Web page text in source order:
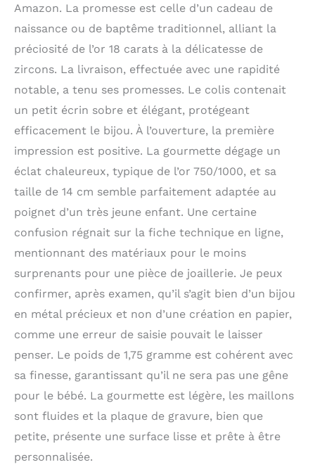
Amazon. La promesse est celle d’un cadeau de
naissance ou de baptême traditionnel, alliant la
préciosité de l’or 18 carats à la délicatesse de
zircons. La livraison, effectuée avec une rapidité
notable, a tenu ses promesses. Le colis contenait
un petit écrin sobre et élégant, protégeant
efficacement le bijou. À l’ouverture, la première
impression est positive. La gourmette dégage un
éclat chaleureux, typique de l’or 750/1000, et sa
taille de 14 cm semble parfaitement adaptée au
poignet d’un très jeune enfant. Une certaine
confusion régnait sur la fiche technique en ligne,
mentionnant des matériaux pour le moins
surprenants pour une pièce de joaillerie. Je peux
confirmer, après examen, qu’il s’agit bien d’un bijou
en métal précieux et non d’une création en papier,
comme une erreur de saisie pouvait le laisser
penser. Le poids de 1,75 gramme est cohérent avec
sa finesse, garantissant qu’il ne sera pas une gêne
pour le bébé. La gourmette est légère, les maillons
sont fluides et la plaque de gravure, bien que
petite, présente une surface lisse et prête à être
personnalisée.